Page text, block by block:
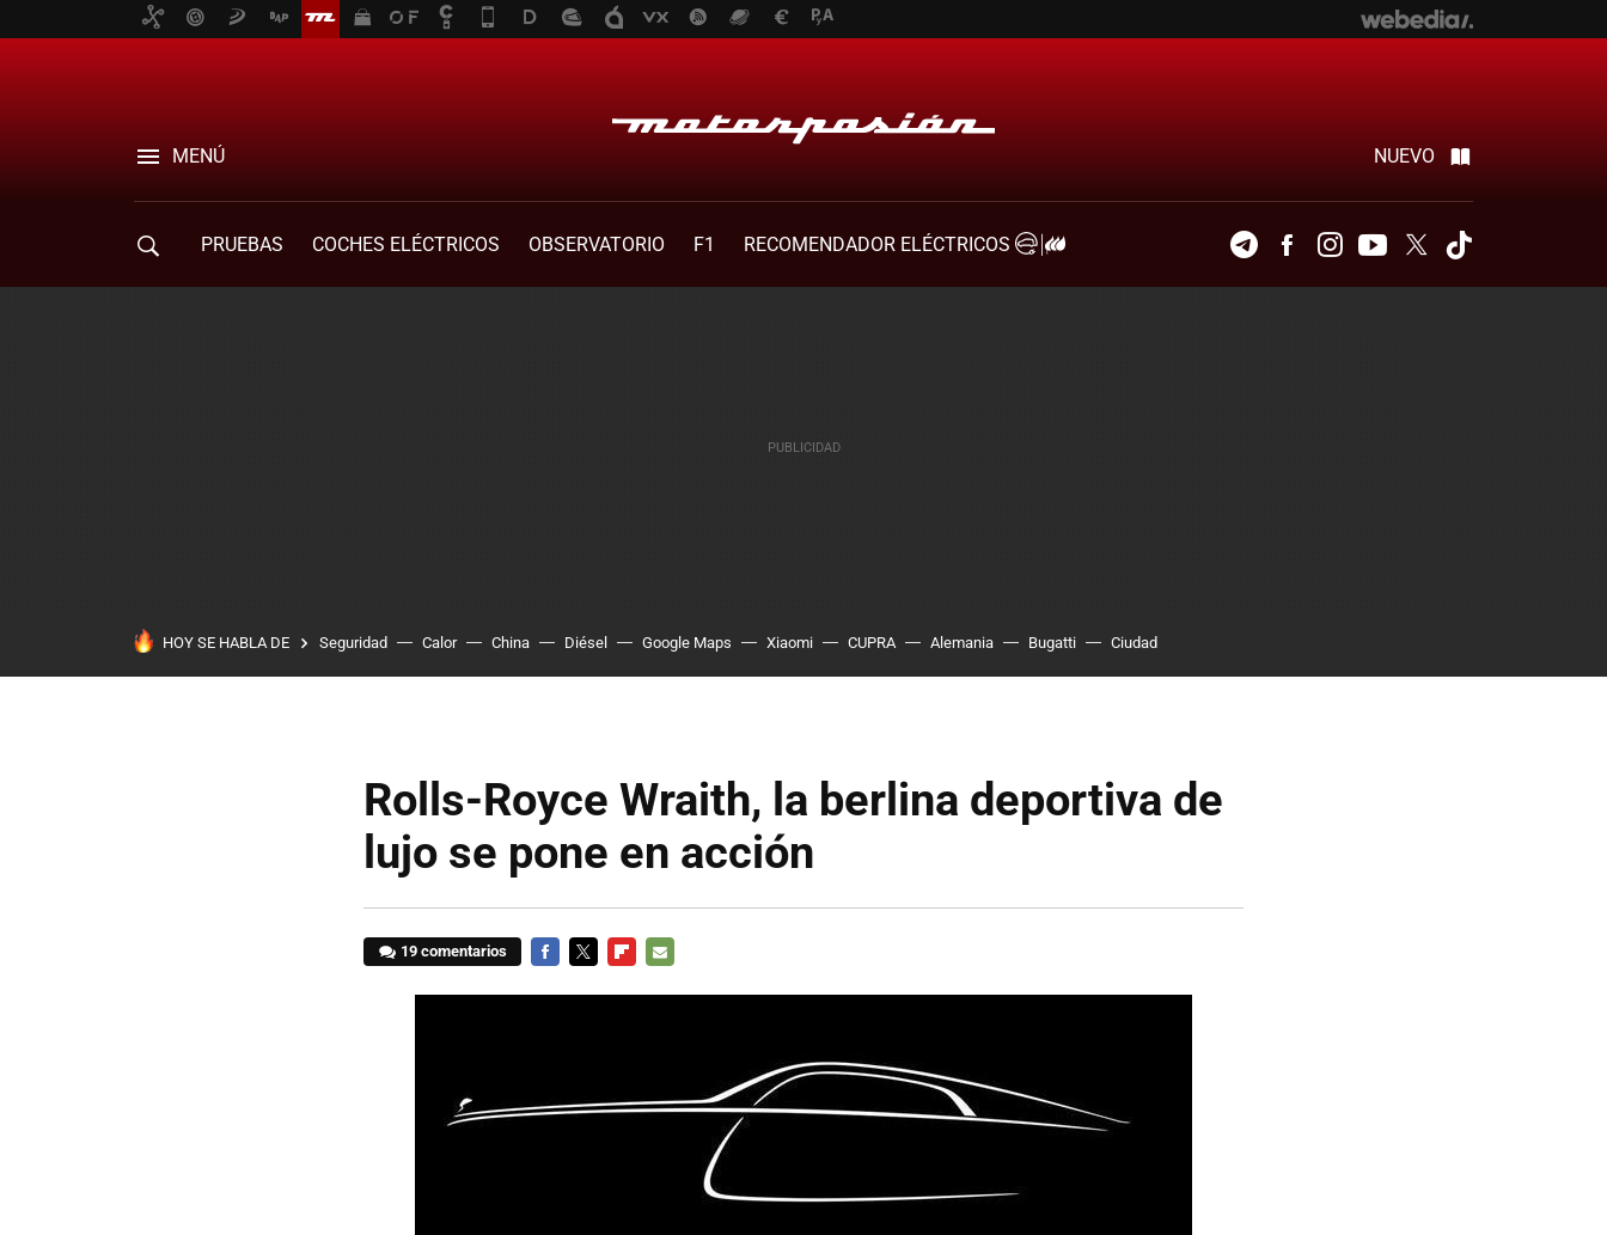
MENÚ NUEVO
PRUEBAS COCHES ELÉCTRICOS OBSERVATORIO F1
RECOMENDADOR ELÉCTRICOS
TelegramFacebookInstagramYoutubeTwitter
HOY SE HABLA DE Seguridad Calor China Diésel Google Maps Xiaomi CUPRA Alemania Bugatti Ciudad
Rolls-Royce Wraith, la berlina deportiva de
lujo se pone en acción
19 comentarios